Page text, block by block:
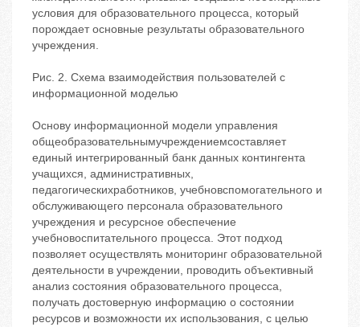
условия для образовательного процесса, который
порождает основные результаты образовательного
учреждения.
Рис. 2. Схема взаимодействия пользователей с
информационной моделью
Основу информационной модели управления
общеобразовательнымучреждениемсоставляет
единый интегрированный банк данных контингента
учащихся, административных,
педагогическихработников, учебновспомогательного и
обслуживающего персонала образовательного
учреждения и ресурсное обеспечение
учебновоспитательного процесса. Этот подход
позволяет осуществлять мониторинг образовательной
деятельности в учреждении, проводить объективный
анализ состояния образовательного процесса,
получать достоверную информацию о состоянии
ресурсов и возможности их использования, с целью